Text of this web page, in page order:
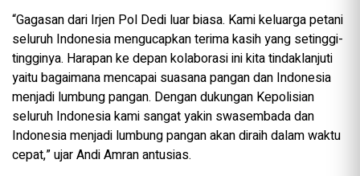
“Gagasan dari Irjen Pol Dedi luar biasa. Kami keluarga petani
seluruh Indonesia mengucapkan terima kasih yang setinggi-
tingginya. Harapan ke depan kolaborasi ini kita tindaklanjuti
yaitu bagaimana mencapai suasana pangan dan Indonesia
menjadi lumbung pangan. Dengan dukungan Kepolisian
seluruh Indonesia kami sangat yakin swasembada dan
Indonesia menjadi lumbung pangan akan diraih dalam waktu
cepat,” ujar Andi Amran antusias.